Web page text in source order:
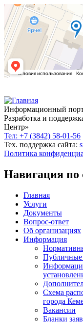
Информационный
Разработка и
Центр»
Тел: +7 (3842) 58-01-56
Тех. поддержка сайта:
Политика
Навигация по
Главная
Услуги
Документы
Вопрос-ответ
Об организациях
Информация
Публичные
Схема
города
Вакансии
Бланки